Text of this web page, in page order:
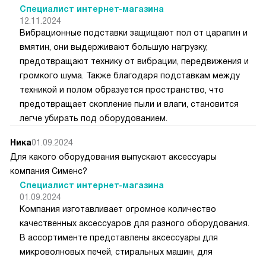
Специалист интернет-магазина
12.11.2024
Вибрационные подставки защищают пол от царапин и
вмятин, они выдерживают большую нагрузку,
предотвращают технику от вибрации, передвижения и
громкого шума. Также благодаря подставкам между
техникой и полом образуется пространство, что
предотвращает скопление пыли и влаги, становится
легче убирать под оборудованием.
Ника01.09.2024
Для какого оборудования выпускают аксессуары
компания Сименс?
Специалист интернет-магазина
01.09.2024
Компания изготавливает огромное количество
качественных аксессуаров для разного оборудования.
В ассортименте представлены аксессуары для
микроволновых печей, стиральных машин, для